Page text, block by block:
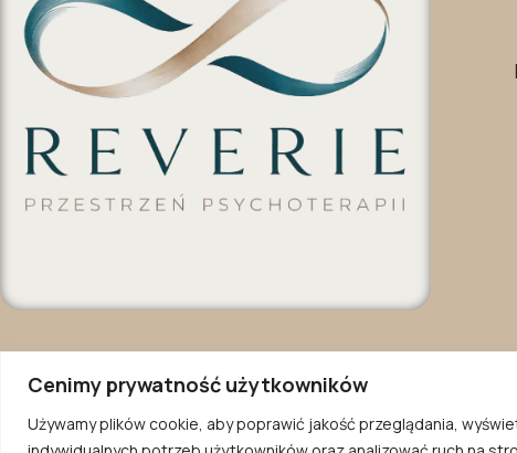
Cenimy prywatność użytkowników
Używamy plików cookie, aby poprawić jakość przeglądania,